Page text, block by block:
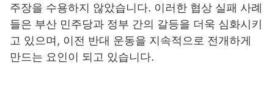
주장을 수용하지 않았습니다. 이러한 협상 실패 사례
들은 부산 민주당과 정부 간의 갈등을 더욱 심화시키
고 있으며, 이전 반대 운동을 지속적으로 전개하게
만드는 요인이 되고 있습니다.